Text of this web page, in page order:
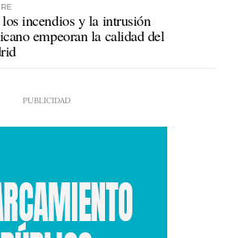
incendios y la intrusión
empeoran la calidad del